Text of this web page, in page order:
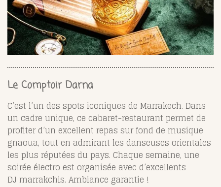
Le Comptoir Darna
C’est l’un des spots iconiques de Marrakech. Dans
un cadre unique, ce cabaret-restaurant permet de
profiter d’un excellent repas sur fond de musique
gnaoua, tout en admirant les danseuses orientales
les plus réputées du pays. Chaque semaine, une
soirée électro est organisée avec d’excellents
DJ marrakchis. Ambiance garantie !